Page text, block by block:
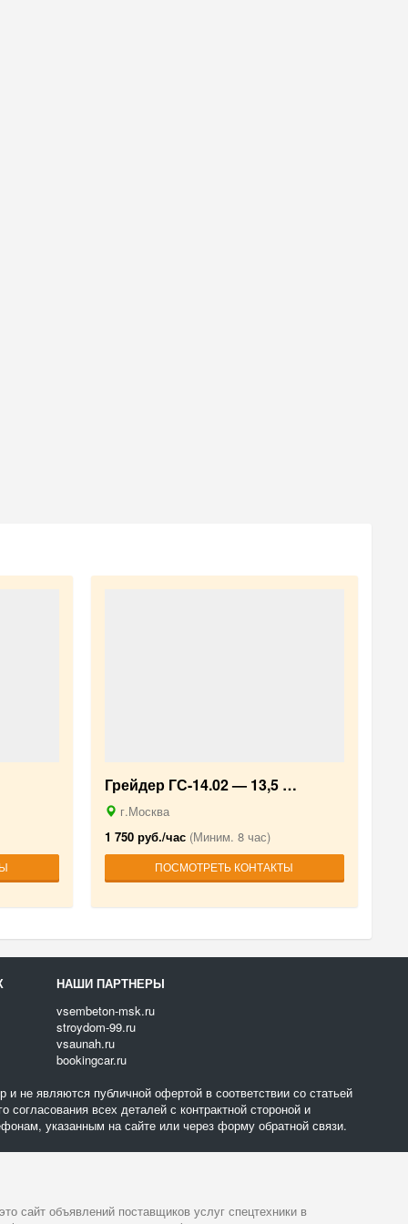
Грейдер ГС-14.02 — 13,5 …
г.Москва
1 750 руб./час(Миним. 8 час)
ПОСМОТРЕТЬ КОНТАКТЫ
НАШИ ПАРТНЕРЫ
vsembeton-msk.ru
stroydom-99.ru
vsaunah.ru
bookingcar.ru
не являются публичной офертой в соответствии со статьей
всех деталей с контрактной стороной и
указанным на сайте или через форму обратной связи.
сайт объявлений поставщиков услуг спецтехники в